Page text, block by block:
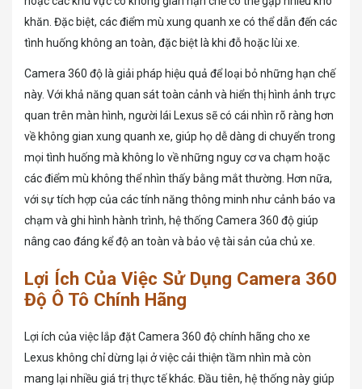
khăn. Đặc biệt, các điểm mù xung quanh xe có thể dẫn đến các
tình huống không an toàn, đặc biệt là khi đỗ hoặc lùi xe.
Camera 360 độ là giải pháp hiệu quả để loại bỏ những hạn chế
này. Với khả năng quan sát toàn cảnh và hiển thị hình ảnh trực
quan trên màn hình, người lái Lexus sẽ có cái nhìn rõ ràng hơn
về không gian xung quanh xe, giúp họ dễ dàng di chuyển trong
mọi tình huống mà không lo về những nguy cơ va chạm hoặc
các điểm mù không thể nhìn thấy bằng mắt thường. Hơn nữa,
với sự tích hợp của các tính năng thông minh như cảnh báo va
chạm và ghi hình hành trình, hệ thống Camera 360 độ giúp
nâng cao đáng kể độ an toàn và bảo vệ tài sản của chủ xe.
Lợi Ích Của Việc Sử Dụng Camera 360
Độ Ô Tô Chính Hãng
Lợi ích của việc lắp đặt Camera 360 độ chính hãng cho xe
Lexus không chỉ dừng lại ở việc cải thiện tầm nhìn mà còn
mang lại nhiều giá trị thực tế khác. Đầu tiên, hệ thống này giúp